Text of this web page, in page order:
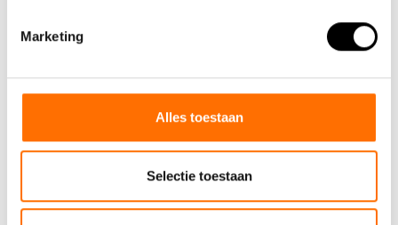
Marketing
Alles toestaan
Selectie toestaan
Contact
Workshop calendar
Manuals